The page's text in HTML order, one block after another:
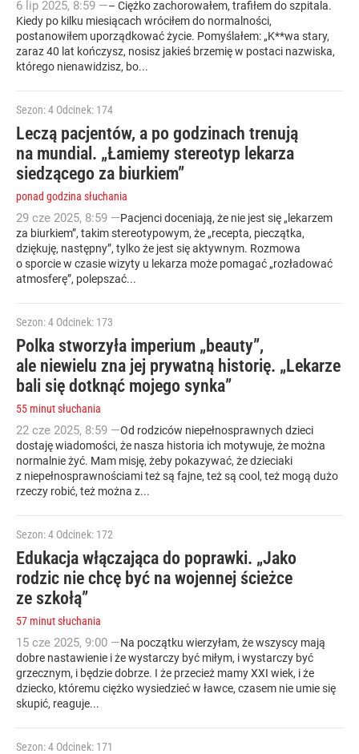
6 lip 2025, 8:59 —– Ciężko zachorowałem, trafiłem do szpitala.
Kiedy po kilku miesiącach wróciłem do normalności,
postanowiłem uporządkować życie. Pomyślałem: „K**wa stary,
zaraz 40 lat kończysz, nosisz jakieś brzemię w postaci nazwiska,
którego nienawidzisz, bo...
Sezon: 4 Odcinek: 174
Leczą pacjentów, a po godzinach trenują
na mundial. „Łamiemy stereotyp lekarza
siedzącego za biurkiem”
ponad godzina słuchania
29 cze 2025, 8:59 —Pacjenci doceniają, że nie jest się „lekarzem
za biurkiem”, takim stereotypowym, że „recepta, pieczątka,
dziękuję, następny”, tylko że jest się aktywnym. Rozmowa
o sporcie w czasie wizyty u lekarza może pomagać „rozładować
atmosferę”, polepszać...
Sezon: 4 Odcinek: 173
Polka stworzyła imperium „beauty”,
ale niewielu zna jej prywatną historię. „Lekarze
bali się dotknąć mojego synka”
55 minut słuchania
22 cze 2025, 8:59 —Od rodziców niepełnosprawnych dzieci
dostaję wiadomości, że nasza historia ich motywuje, że można
normalnie żyć. Mam misję, żeby pokazywać, że dzieciaki
z niepełnosprawnościami też są fajne, też są cool, też mogą dużo
rzeczy robić, też można z...
Sezon: 4 Odcinek: 172
Edukacja włączająca do poprawki. „Jako
rodzic nie chcę być na wojennej ścieżce
ze szkołą”
57 minut słuchania
15 cze 2025, 9:00 —Na początku wierzyłam, że wszyscy mają
dobre nastawienie i że wystarczy być miłym, i wystarczy być
grzecznym, i będzie dobrze. I że przecież mamy XXI wiek, i że
dziecko, któremu ciężko wysiedzieć w ławce, czasem nie umie się
skupić, reaguje...
Sezon: 4 Odcinek: 171